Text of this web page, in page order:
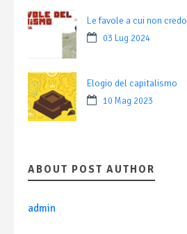
Le favole a cui non credo
03 Lug 2024
Elogio del capitalismo
10 Mag 2023
ABOUT POST AUTHOR
admin